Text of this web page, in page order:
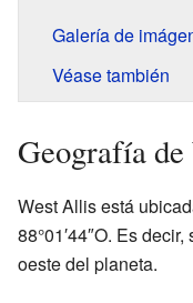
Galería de
Véase también
Geografía
West Allis está
88°01′44″O. Es
oeste del planeta.